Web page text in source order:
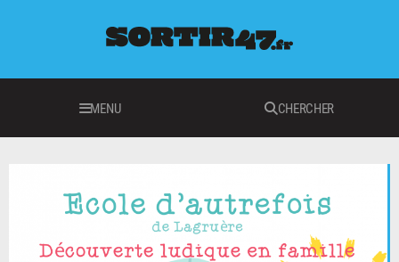
MENU CHERCHER